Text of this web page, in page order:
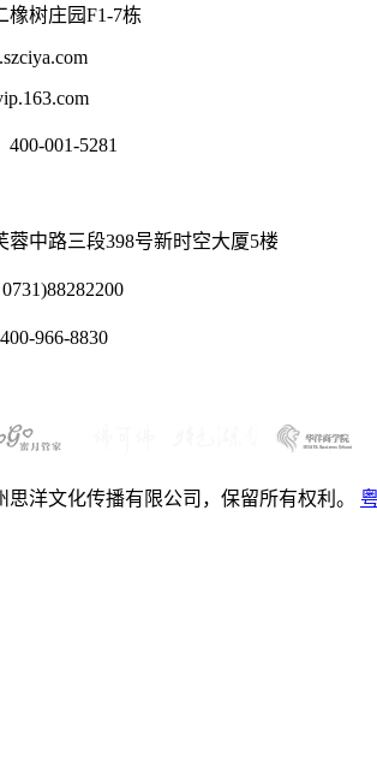
橡树庄园F1-7栋
001-5281
蓉中路三段398号新时空大厦5楼
966-8830
思洋文化传播有限公司，保留所有权利。